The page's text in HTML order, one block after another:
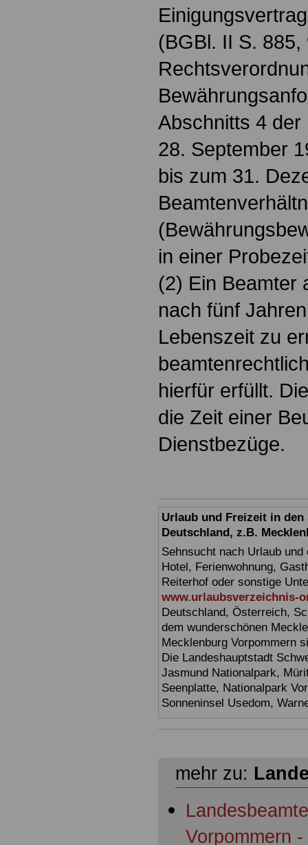
(BGBl. II S.
Abschnitts 4
28. September
bis zum 31.
in einer
(2) Ein Beamter
nach fünf
Lebenszeit zu
hierfür erfüllt.
die Zeit einer
Dienstbezüge.
Urlaub und Freizeit in
Deutschland, z.B.
Sehnsucht nach Urlaub
Hotel, Ferienwohnung,
Reiterhof oder sonstige
www.urlaubsverzeichnis-
Deutschland, Österreich,
dem wunderschönen
Mecklenburg Vorpommern
Die Landeshauptstadt
Jasmund Nationalpark,
Seenplatte, Nationalpark
Sonneninsel Usedom,
mehr zu:
Vorpommern